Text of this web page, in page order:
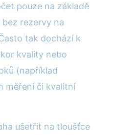
pouze na základě
rezervy na
tak dochází k
kvality nebo
(například
měření či kvalitní
ušetřit na tloušťce